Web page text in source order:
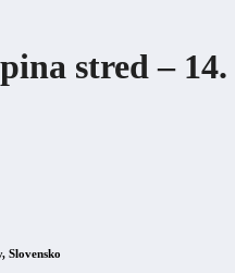
stred – 14.
Slovensko